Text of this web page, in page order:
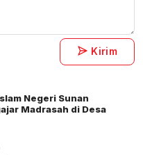
Kirim
Negeri Sunan
Madrasah di Desa